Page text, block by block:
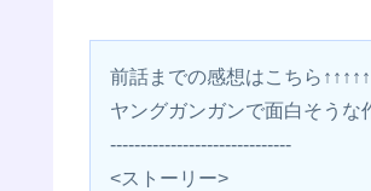
前話までの感想はこちら
ヤングガンガンで面白そうな
------------------------------
<ストーリー>